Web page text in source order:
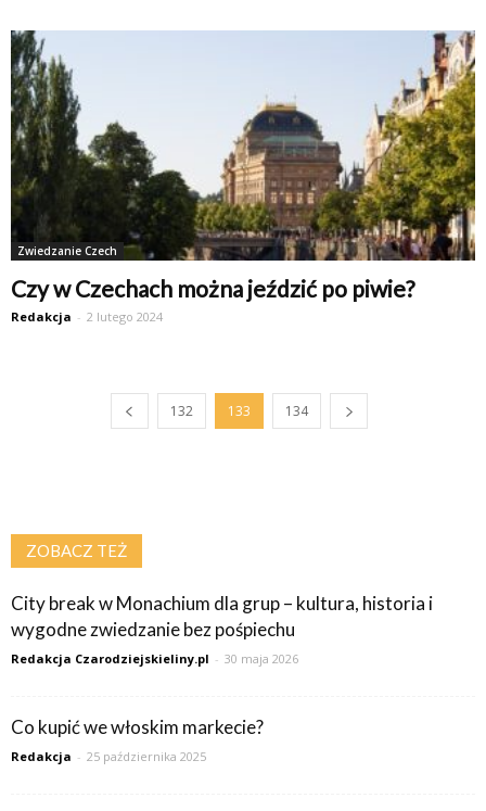
Zwiedzanie Czech
Czy w Czechach można jeździć po piwie?
Redakcja - 2 lutego 2024
132 133 134
ZOBACZ TEŻ
City break w Monachium dla grup – kultura, historia i
wygodne zwiedzanie bez pośpiechu
Redakcja Czarodziejskieliny.pl - 30 maja 2026
Co kupić we włoskim markecie?
Redakcja - 25 października 2025